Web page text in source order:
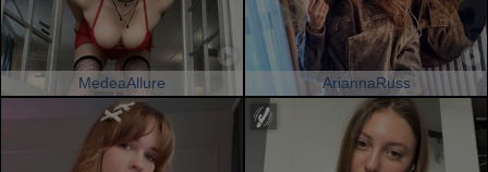
MedeaAllure AriannaRuss